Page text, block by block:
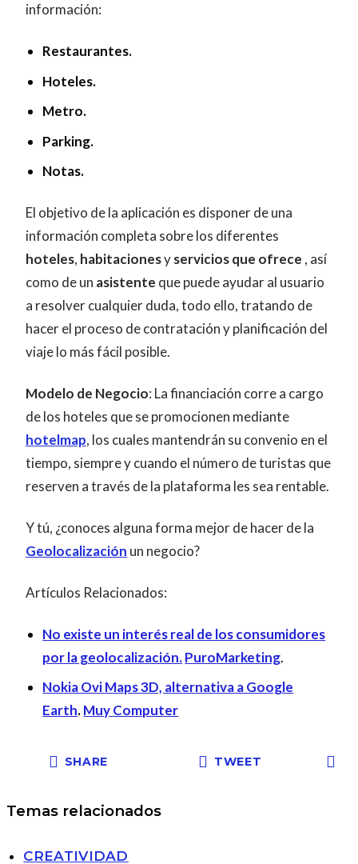
información:
Restaurantes.
Hoteles.
Metro.
Parking.
Notas.
El objetivo de la aplicación es disponer de una
información completa sobre los diferentes
hoteles, habitacionesyservicios que ofrece , así
como de un asistente que puede ayudar al usuario
a resolver cualquier duda, todo ello, tratando de
hacer el proceso de contratación y planificación del
viaje lo más fácil posible.
Modelo de Negocio: La financiación corre a cargo
de los hoteles que se promocionen mediante
hotelmap, los cuales mantendrán su convenio en el
tiempo, siempre y cuando el número de turistas que
reserven a través de la plataforma les sea rentable.
Y tú, ¿conoces alguna forma mejor de hacer de la
Geolocalización un negocio?
Artículos Relacionados:
No existe un interés real de los consumidores
por la geolocalización.PuroMarketing.
Nokia Ovi Maps 3D, alternativa a Google
Earth.Muy Computer
SHARE TWEET
Temas relacionados
CREATIVIDAD